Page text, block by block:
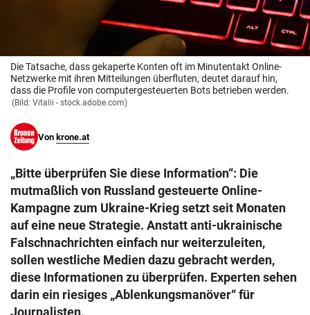
© Krone Multimedia GmbH & Co KG 2026
Muthgasse 2, 1190 Wien
Die Tatsache, dass gekaperte Konten oft im Minutentakt Online-
Netzwerke mit ihren Mitteilungen überfluten, deutet darauf hin,
dass die Profile von computergesteuerten Bots betrieben werden.
(Bild: Vitalii - stock.adobe.com)
Von krone.at
„Bitte überprüfen Sie diese Information“: Die
mutmaßlich von Russland gesteuerte Online-
Kampagne zum Ukraine-Krieg setzt seit Monaten
auf eine neue Strategie. Anstatt anti-ukrainische
Falschnachrichten einfach nur weiterzuleiten,
sollen westliche Medien dazu gebracht werden,
diese Informationen zu überprüfen. Experten sehen
darin ein riesiges „Ablenkungsmanöver“ für
Journalisten.